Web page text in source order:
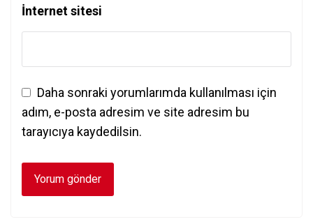
İnternet sitesi
Daha sonraki yorumlarımda kullanılması için
adım, e-posta adresim ve site adresim bu
tarayıcıya kaydedilsin.